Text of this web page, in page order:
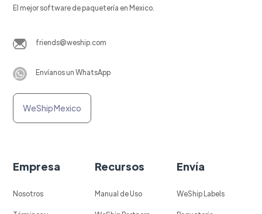
El mejor software de paquetería en Mexico.
friends@weship.com
Envíanos un WhatsApp
WeShip Mexico
Empresa
Nosotros
Recursos
Manual de Uso
Envía
WeShip Labels